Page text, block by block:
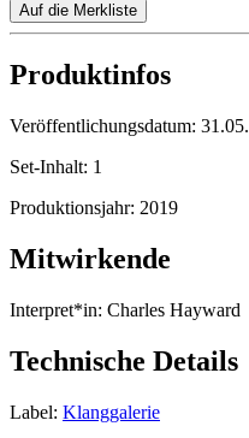
Auf die Merkliste
Produktinfos
Veröffentlichungsdatum:
Set-Inhalt: 1
Produktionsjahr: 2019
Mitwirkende
Interpret*in: Charles Hayward
Technische Details
Label: Klanggalerie